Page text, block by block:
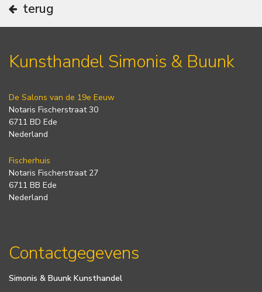
terug
Kunsthandel Simonis & Buunk
De Salons van de 19e Eeuw
Notaris Fischerstraat 30
6711 BD Ede
Nederland
Fischerhuis
Notaris Fischerstraat 27
6711 BB Ede
Nederland
Contactgegevens
Simonis & Buunk Kunsthandel